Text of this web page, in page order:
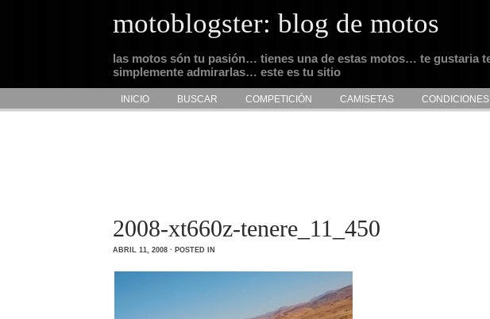
motoblogster: blog de motos
las motos són tu pasión… tienes una de estas motos… te gustaria
simplemente admirarlas… este es tu sitio
INICIO BUSCAR COMPETICIÓN CAMISETAS CONDICIONES
2008-xt660z-tenere_11_450
ABRIL 11, 2008 · POSTED IN